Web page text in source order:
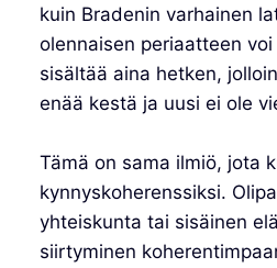
kuin Bradenin varhainen
olennaisen periaatteen
sisältää aina hetken,
enää kestä ja uusi ei ole
Tämä on sama ilmiö, jota
kynnyskoherenssiksi.
yhteiskunta tai sisäinen
siirtyminen